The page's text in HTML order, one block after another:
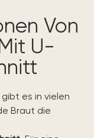
Von
U-
es in vielen
Braut die